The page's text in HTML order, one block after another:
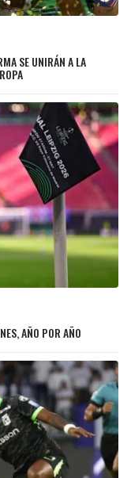
SE UNIRÁN A LA
AÑO POR AÑO